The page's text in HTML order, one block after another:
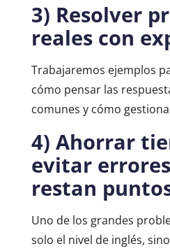
3) Resolver
reales con
Trabajaremos ejemplos
cómo pensar las
comunes y cómo
4) Ahorrar
evitar
restan
Uno de los grandes
solo el nivel de inglés,